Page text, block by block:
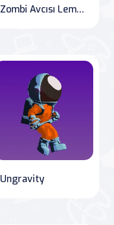
Zombi Avcısı Lemmy
Ungravity